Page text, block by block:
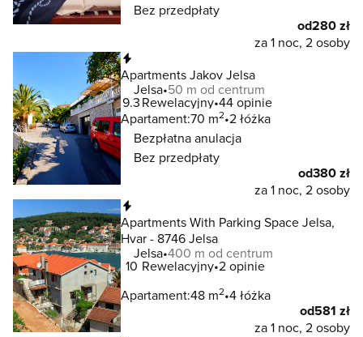
Bez przedpłaty
od280 zł
za 1 noc, 2 osoby
Apartments Jakov Jelsa
Jelsa 50 m od centrum
9.3Rewelacyjny 44 opinie
Apartament:70 m2 2 łóżka
Bezpłatna anulacja
Bez przedpłaty
od380 zł
za 1 noc, 2 osoby
Apartments With Parking Space Jelsa,
Hvar - 8746 Jelsa
Jelsa 400 m od centrum
10 Rewelacyjny 2 opinie
Apartament:48 m2 4 łóżka
od581 zł
za 1 noc, 2 osoby